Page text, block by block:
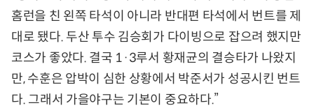
홈런을 친 왼쪽 타석이 아니라 반대편 타석에서 번트를 제
대로 됐다. 두산 투수 김승회가 다이빙으로 잡으려 했지만
코스가 좋았다. 결국 1·3루서 황재균의 결승타가 나왔지
만, 수훈은 압박이 심한 상황에서 박준서가 성공시킨 번트
다. 그래서 가을야구는 기본이 중요하다.”